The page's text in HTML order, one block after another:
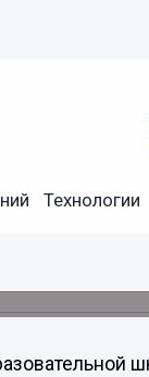
Технологии